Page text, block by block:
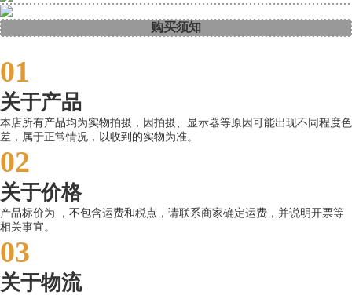
购买须知
01
关于产品
本店所有产品均为实物拍摄，因拍摄、显示器等原因可能出现不同程度色
差，属于正常情况，以收到的实物为准。
02
关于价格
产品标价为 ，不包含运费和税点，请联系商家确定运费，并说明开票等
相关事宜。
03
关于物流